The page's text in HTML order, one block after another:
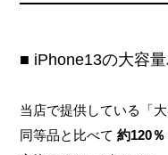
■ iPhone13の大容
当店で提供している「
同等品と比べて約120